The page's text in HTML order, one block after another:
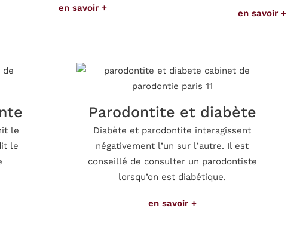
en savoir + en savoir +
le
le
Parodontite et diabète
Diabète et parodontite interagissent
négativement l’un sur l’autre. Il est
conseillé de consulter un parodontiste
lorsqu’on est diabétique.
en savoir +